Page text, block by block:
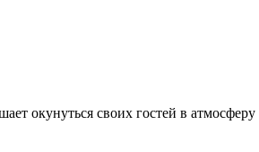
окунуться своих гостей в